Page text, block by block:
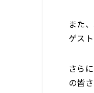
また
ゲス
さら
の皆